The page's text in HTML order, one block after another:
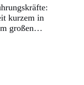
kurzem in
großen…